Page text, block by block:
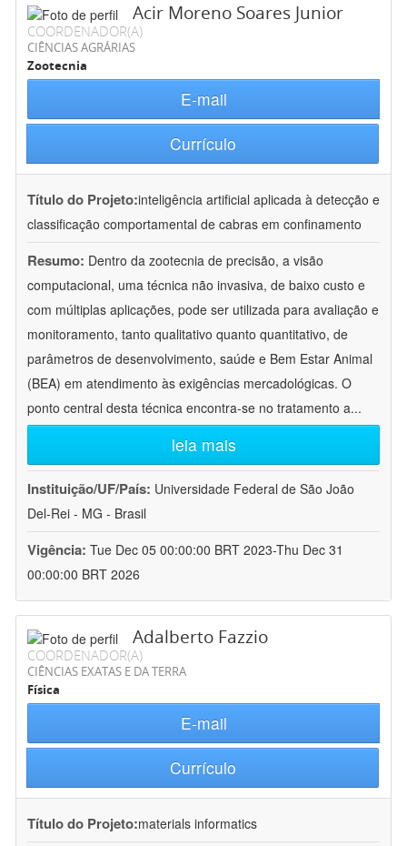
Acir Moreno Soares Junior
COORDENADOR(A)
CIÊNCIAS AGRÁRIAS
Zootecnia
E-mail
Currículo
Título do Projeto:inteligência artificial aplicada à detecção e
classificação comportamental de cabras em confinamento
Resumo: Dentro da zootecnia de precisão, a visão
computacional, uma técnica não invasiva, de baixo custo e
com múltiplas aplicações, pode ser utilizada para avaliação e
monitoramento, tanto qualitativo quanto quantitativo, de
parâmetros de desenvolvimento, saúde e Bem Estar Animal
(BEA) em atendimento às exigências mercadológicas. O
ponto central desta técnica encontra-se no tratamento a...
leia mais
Instituição/UF/País: Universidade Federal de São João
Del-Rei - MG - Brasil
Vigência: Tue Dec 05 00:00:00 BRT 2023-Thu Dec 31
00:00:00 BRT 2026
Adalberto Fazzio
COORDENADOR(A)
CIÊNCIAS EXATAS E DA TERRA
Física
E-mail
Currículo
Título do Projeto:materials informatics